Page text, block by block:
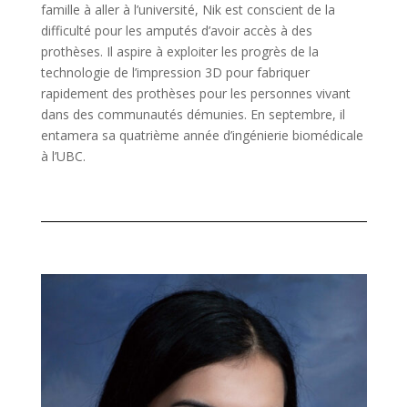
famille à aller à l’université, Nik est conscient de la
difficulté pour les amputés d’avoir accès à des
prothèses. Il aspire à exploiter les progrès de la
technologie de l’impression 3D pour fabriquer
rapidement des prothèses pour les personnes vivant
dans des communautés démunies. En septembre, il
entamera sa quatrième année d’ingénierie biomédicale
à l’UBC.